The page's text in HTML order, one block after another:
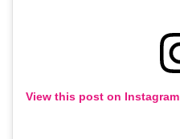
View this post on Instagram